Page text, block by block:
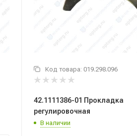
Код товара: 019.298.096
42.1111386-01 Прокладка
регулировочная
В наличии